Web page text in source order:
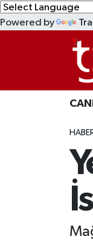
Powered by
EKONOMİ
MAGAZİN
TEKNOLOJİ
Lefkoşa
Lefkoşa
Lefkoşa
Süper Lig
Tüm
Son Dakika
Haber Arşivi